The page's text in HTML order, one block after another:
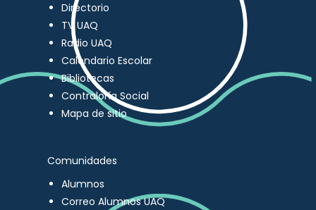
Directorio
TV UAQ
Radio UAQ
Calendario Escolar
Bibliotecas
Contraloría Social
Mapa de sitio
Comunidades
Alumnos
Correo Alumnos UAQ